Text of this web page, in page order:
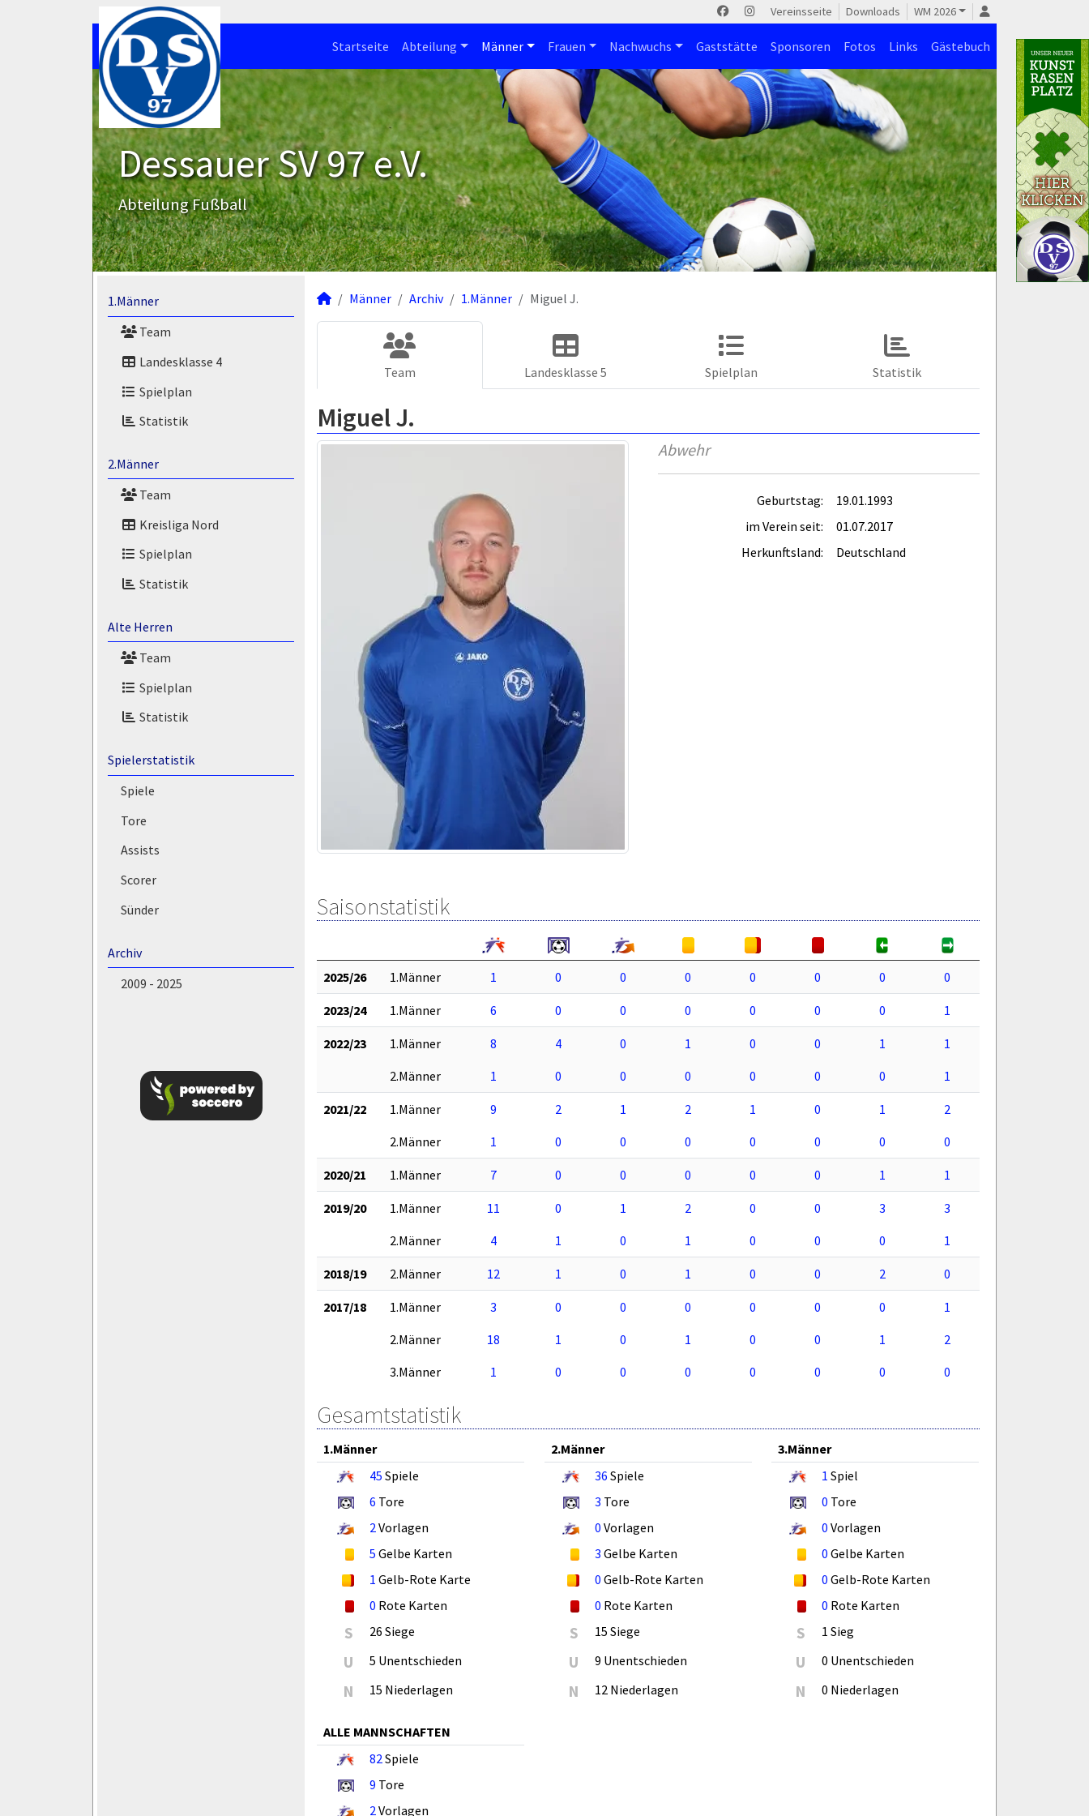
Vereinsseite Downloads WM 2026
Startseite Abteilung Männer Frauen Nachwuchs Gaststätte Sponsoren Fotos Links Gästebuch
Dessauer SV 97 e.V.
Abteilung Fußball
1.Männer
Team
Landesklasse 4
Spielplan
Statistik
2.Männer
Team
Kreisliga Nord
Spielplan
Statistik
Alte Herren
Team
Spielplan
Statistik
Spielerstatistik
Spiele
Tore
Assists
Scorer
Sünder
Archiv
2009 - 2025
Männer Archiv 1.Männer Miguel J.
Team Landesklasse 5 Spielplan Statistik
Miguel J.
Abwehr
Geburtstag:
19.01.1993
im Verein seit:
01.07.2017
Herkunftsland:
Deutschland
Saisonstatistik
2025/26 1.Männer 1 0 0 0 0 0 0 0
2023/24 1.Männer 6 0 0 0 0 0 0 1
2022/23 1.Männer 8 4 0 1 0 0 1
1
2.Männer
1 0 0 0 0 0 0 1
2021/22 1.Männer 9 2 1 2 1 0 1
2
2.Männer
1 0 0 0 0 0 0 0
2020/21 1.Männer 7 0 0 0 0 0 1 1
2019/20 1.Männer 11 0 1 2 0 0 3
3
2.Männer
4 1 0 1 0 0 0 1
2018/19 2.Männer 12 1 0 1 0 0 2 0
2017/18 1.Männer 3 0 0 0 0 0 0
1
2.Männer
18 1 0 1 0 0 1
2
3.Männer
1 0 0 0 0 0 0 0
Gesamtstatistik
1.Männer
45 Spiele
6 Tore
2Vorlagen
5 Gelbe Karten
1 Gelb-Rote Karte
0 Rote Karten
S 26 Siege
U 5 Unentschieden
N 15 Niederlagen
2.Männer
36 Spiele
3 Tore
0 Vorlagen
3 Gelbe Karten
0 Gelb-Rote Karten
0 Rote Karten
S 15 Siege
U 9 Unentschieden
N 12 Niederlagen
3.Männer
1 Spiel
0 Tore
0 Vorlagen
0 Gelbe Karten
0 Gelb-Rote Karten
0 Rote Karten
S 1 Sieg
U 0 Unentschieden
N 0 Niederlagen
ALLE MANNSCHAFTEN
82Spiele
9 Tore
2Vorlagen